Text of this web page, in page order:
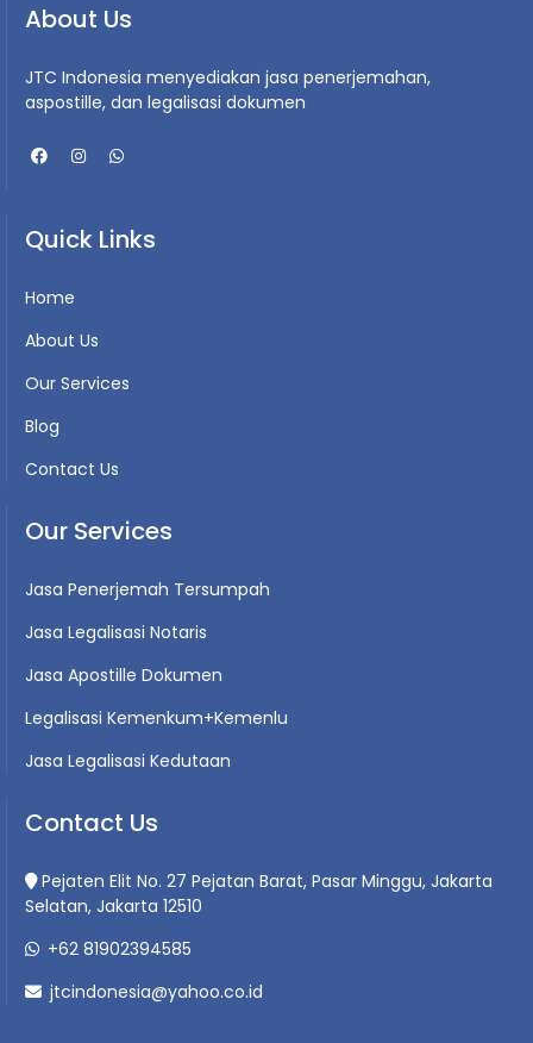
About Us
JTC Indonesia menyediakan jasa penerjemahan,
aspostille, dan legalisasi dokumen
Quick Links
Home
About Us
Our Services
Blog
Contact Us
Our Services
Jasa Penerjemah Tersumpah
Jasa Legalisasi Notaris
Jasa Apostille Dokumen
Legalisasi Kemenkum+Kemenlu
Jasa Legalisasi Kedutaan
Contact Us
Pejaten Elit No. 27 Pejatan Barat, Pasar Minggu, Jakarta
Selatan, Jakarta 12510
+62 81902394585
jtcindonesia@yahoo.co.id